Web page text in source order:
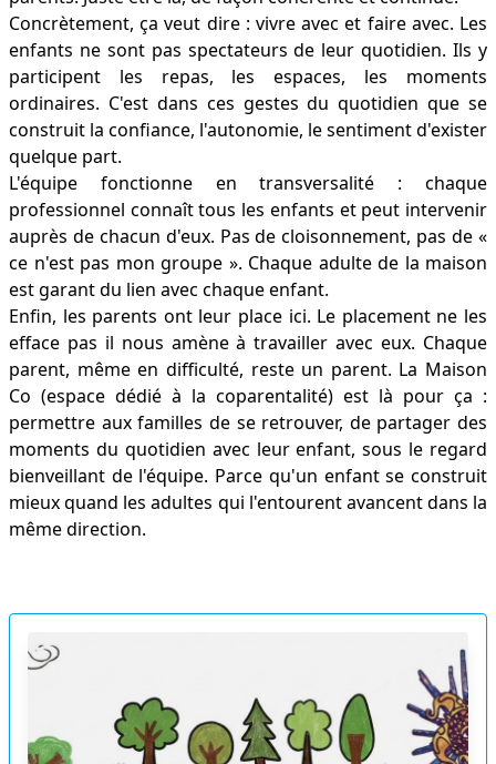
Concrètement, ça veut dire : vivre avec et faire avec. Les
enfants ne sont pas spectateurs de leur quotidien. Ils y
participent les repas, les espaces, les moments
ordinaires. C'est dans ces gestes du quotidien que se
construit la confiance, l'autonomie, le sentiment d'exister
quelque part.
L'équipe fonctionne en transversalité : chaque
professionnel connaît tous les enfants et peut intervenir
auprès de chacun d'eux. Pas de cloisonnement, pas de «
ce n'est pas mon groupe ». Chaque adulte de la maison
est garant du lien avec chaque enfant.
Enfin, les parents ont leur place ici. Le placement ne les
efface pas il nous amène à travailler avec eux. Chaque
parent, même en difficulté, reste un parent. La Maison
Co (espace dédié à la coparentalité) est là pour ça :
permettre aux familles de se retrouver, de partager des
moments du quotidien avec leur enfant, sous le regard
bienveillant de l'équipe. Parce qu'un enfant se construit
mieux quand les adultes qui l'entourent avancent dans la
même direction.